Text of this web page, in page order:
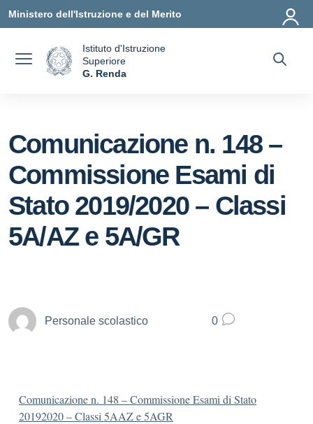
Ministero dell'Istruzione e del Merito
Istituto d'Istruzione
Superiore
G. Renda
Comunicazione n. 148 –
Commissione Esami di
Stato 2019/2020 – Classi
5A/AZ e 5A/GR
Personale scolastico 0
Comunicazione n. 148 – Commissione Esami di Stato
20192020 – Classi 5AAZ e 5AGR